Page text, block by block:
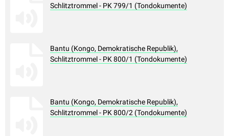
Schlitztrommel - PK 799/1 (Tondokumente)
Bantu (Kongo, Demokratische Republik),
Schlitztrommel - PK 800/1 (Tondokumente)
Bantu (Kongo, Demokratische Republik),
Schlitztrommel - PK 800/2 (Tondokumente)